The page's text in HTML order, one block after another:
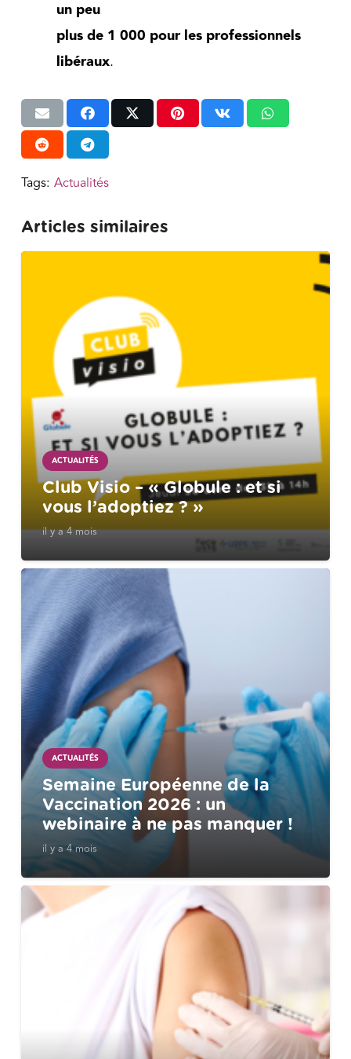
un peu
plus de 1 000 pour les professionnels
libéraux.
Tags: Actualités
Articles similaires
ACTUALITÉS
Club Visio – « Globule : et si
vous l’adoptiez ? »
il y a 4 mois
ACTUALITÉS
Semaine Européenne de la
Vaccination 2026 : un
webinaire à ne pas manquer !
il y a 4 mois